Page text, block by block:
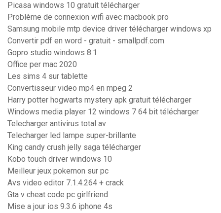
Picasa windows 10 gratuit télécharger
Problème de connexion wifi avec macbook pro
Samsung mobile mtp device driver télécharger windows xp
Convertir pdf en word - gratuit - smallpdf.com
Gopro studio windows 8.1
Office per mac 2020
Les sims 4 sur tablette
Convertisseur video mp4 en mpeg 2
Harry potter hogwarts mystery apk gratuit télécharger
Windows media player 12 windows 7 64 bit télécharger
Telecharger antivirus total av
Telecharger led lampe super-brillante
King candy crush jelly saga télécharger
Kobo touch driver windows 10
Meilleur jeux pokemon sur pc
Avs video editor 7.1.4.264 + crack
Gta v cheat code pc girlfriend
Mise a jour ios 9.3.6 iphone 4s